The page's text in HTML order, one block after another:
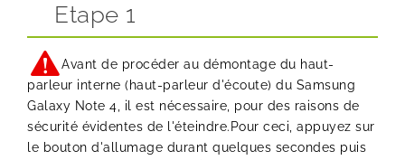
Etape 1
Avant de procéder au démontage du haut-
parleur interne (haut-parleur d'écoute) du Samsung
Galaxy Note 4, il est nécessaire, pour des raisons de
sécurité évidentes de l'éteindre.Pour ceci, appuyez sur
le bouton d'allumage durant quelques secondes puis